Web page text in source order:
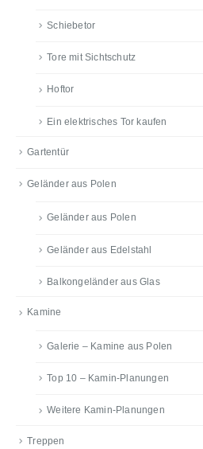
Schiebetor
Tore mit Sichtschutz
Hoftor
Ein elektrisches Tor kaufen
Gartentür
Geländer aus Polen
Geländer aus Polen
Geländer aus Edelstahl
Balkongeländer aus Glas
Kamine
Galerie – Kamine aus Polen
Top 10 – Kamin-Planungen
Weitere Kamin-Planungen
Treppen